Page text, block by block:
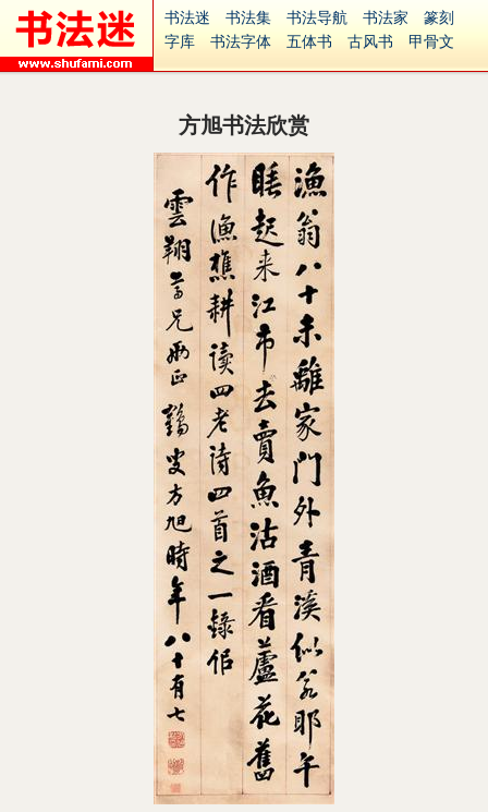
书法迷 书法集 书法导航 书法家
篆刻
字库
书法字体 五体书 古风书
甲骨文
集字
字形 大字 篆刻之家
古籍
中医 象棋 游戏
起名
识字 英语 印章
字体下载
免费字体 中文字体
Ai矢量
P图宝 南无阿弥陀佛
安全网站
捐赠 繁體版
方旭书法欣赏